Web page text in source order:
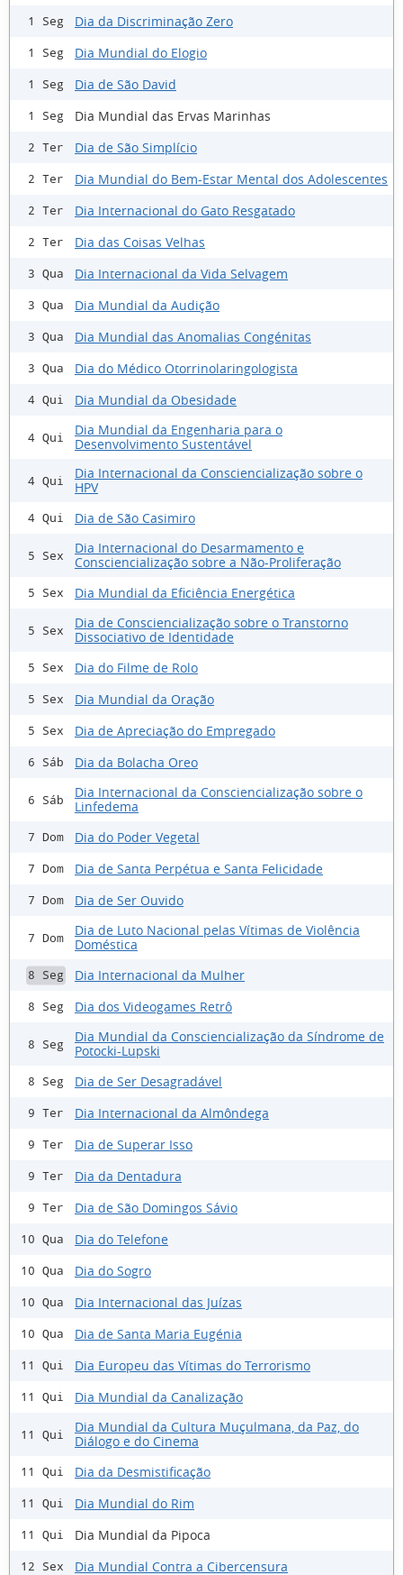
1 Seg Dia da Discriminação Zero
1 Seg Dia Mundial do Elogio
1 Seg Dia de São David
1 Seg Dia Mundial das Ervas Marinhas
2 Ter Dia de São Simplício
2 Ter Dia Mundial do Bem-Estar Mental dos Adolescentes
2 Ter Dia Internacional do Gato Resgatado
2 Ter Dia das Coisas Velhas
3 Qua Dia Internacional da Vida Selvagem
3 Qua Dia Mundial da Audição
3 Qua Dia Mundial das Anomalias Congénitas
3 Qua Dia do Médico Otorrinolaringologista
4 Qui Dia Mundial da Obesidade
4 Qui
Dia Mundial da Engenharia para o
Desenvolvimento Sustentável
4 Qui
Dia Internacional da Consciencialização sobre o
HPV
4 Qui Dia de São Casimiro
5 Sex
Dia Internacional do Desarmamento e
Consciencialização sobre a Não-Proliferação
5 Sex Dia Mundial da Eficiência Energética
5 Sex
Dia de Consciencialização sobre o Transtorno
Dissociativo de Identidade
5 Sex Dia do Filme de Rolo
5 Sex Dia Mundial da Oração
5 Sex Dia de Apreciação do Empregado
6 Sáb Dia da Bolacha Oreo
6 Sáb
Dia Internacional da Consciencialização sobre o
Linfedema
7 Dom Dia do Poder Vegetal
7 Dom Dia de Santa Perpétua e Santa Felicidade
7 Dom Dia de Ser Ouvido
7 Dom
Dia de Luto Nacional pelas Vítimas de Violência
Doméstica
8 Seg Dia Internacional da Mulher
8 Seg Dia dos Videogames Retrô
8 Seg
Dia Mundial da Consciencialização da Síndrome de
Potocki-Lupski
8 Seg Dia de Ser Desagradável
9 Ter Dia Internacional da Almôndega
9 Ter Dia de Superar Isso
9 Ter Dia da Dentadura
9 Ter Dia de São Domingos Sávio
10 Qua Dia do Telefone
10 Qua Dia do Sogro
10 Qua Dia Internacional das Juízas
10 Qua Dia de Santa Maria Eugénia
11 Qui Dia Europeu das Vítimas do Terrorismo
11 Qui Dia Mundial da Canalização
11 Qui
Dia Mundial da Cultura Muçulmana, da Paz, do
Diálogo e do Cinema
11 Qui Dia da Desmistificação
11 Qui Dia Mundial do Rim
11 Qui Dia Mundial da Pipoca
12 Sex Dia Mundial Contra a Cibercensura